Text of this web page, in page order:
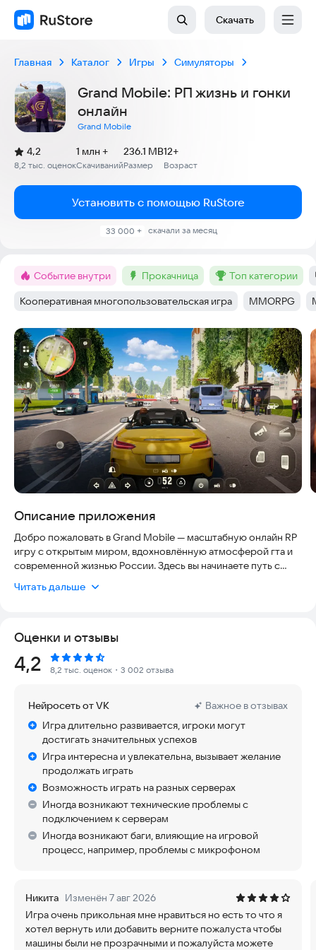
Скачать
Главная Каталог Игры Симуляторы
Grand Mobile: РП жизнь и гонки
онлайн
Grand Mobile
Рейтинг:
4,2
(
8,2 тыс. оценок
)
Скачиваний
1 млн +
Размер
236.1 MB
Возраст
12+
Установить с помощью RuStore
33 000 + скачали за месяц
Метка:
Событие внутри Метка:
прокачница Метка:
топ категории
Тег:
Кооперативная многопользовательская игра Тег:
MMORPG
Скриншоты
Описание приложения
Добро пожаловать в Grand Mobile — масштабную онлайн RP
игру с открытым миром, вдохновлённую атмосферой гта и
современной жизнью России. Здесь вы начинаете путь с
гражданином, успешным бизнесменом или опасным
Grand Mobile — это настоящий симулятор жизни, где игроки
взаимодействуют друг с другом в режиме мультиплеер.
Общайтесь, отыгрывайте роли, так как РП это главное!
Участвуйте в жизни города и создавайте собственную
В игре вас ждут десятки различных тачек на любой вкус и
цвет! Машины от бюджетных моделей до элитных
спорткаров. Реалистичный симулятор вождения позволяет
прочувствовать себя за рулем авто вашей мечты. Любите
скорость? Вас ждут уличные гонки, где решают навыки и
репутация.
Криминальная сторона города не дремлет. Бандиты,
группировки и мафия ведут борьбу за влияние. Выполняйте
опасные задания, участвуйте в разборках и поднимайтесь по
Для тех, кто предпочитает законный путь, доступны десятки
профессий и карьерных направлений. Работайте,
зарабатывайте, открывайте бизнес и развивайте городскую
инфраструктуру. Это полноценный онлайн симулятор, где
Читать дальше
Оценки и отзывы
Рейтинг:
4,2 8,2 тыс. оценок ・3 002 отзыва
Нейросеть от VK
Важное в отзывах
Игра длительно развивается, игроки могут
достигать значительных успехов
Игра интересна и увлекательна, вызывает желание
продолжать играть
Возможность играть на разных серверах
Иногда возникают технические проблемы с
подключением к серверам
Иногда возникают баги, влияющие на игровой
процесс, например, проблемы с микрофоном
Никита Изменён 7 авг 2026
Игра очень прикольная мне нравиться но есть то что я
хотел вернуть или добавить верните пожалуста чтобы
машины были не прозрачными и пожалуйста можете